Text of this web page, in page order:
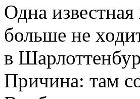
Одна
больше не
в
Причина: там